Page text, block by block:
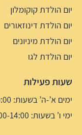
יום הולדת קוקומלון
יום הולדת דינוזאורים
יום הולדת מיניונים
יום הולדת לגו
שעות פעילות
ימים א’-ה’ בשעות: 09:00-20:00
ימי ו’ בשעות: 09:00-14:00